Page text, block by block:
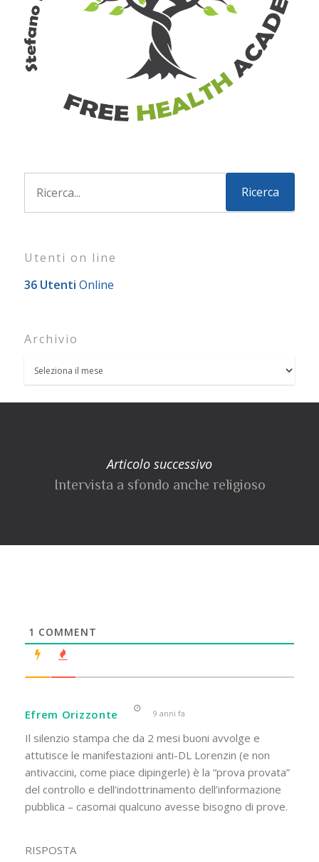
Utenti on line
36 Utenti Online
Archivio
Articolo successivo
Intervista a sfondo anche religioso
1 COMMENT
Efrem Orizzonte 9 anni fa
Il silenzio stampa che da 2 mesi buoni avvolge e
attutisce le manifestazioni anti-DL Lorenzin (e non
antivaccini, come piace dipingerle) è la “prova provata”
del controllo e dell’indottrinamento dell’informazione
pubblica – casomai qualcuno avesse bisogno di prove.
RISPOSTA